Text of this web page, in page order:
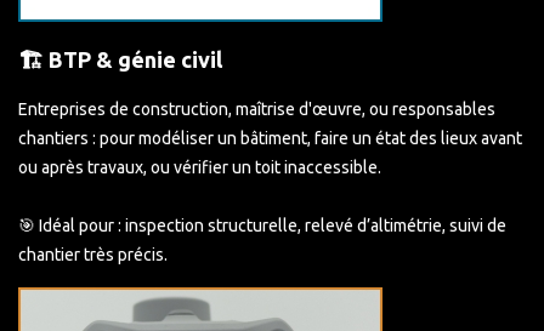
🏗️ BTP & génie civil
Entreprises de construction, maîtrise d'œuvre, ou responsables
chantiers : pour modéliser un bâtiment, faire un état des lieux avant
ou après travaux, ou vérifier un toit inaccessible.
🎯 Idéal pour : inspection structurelle, relevé d’altimétrie, suivi de
chantier très précis.